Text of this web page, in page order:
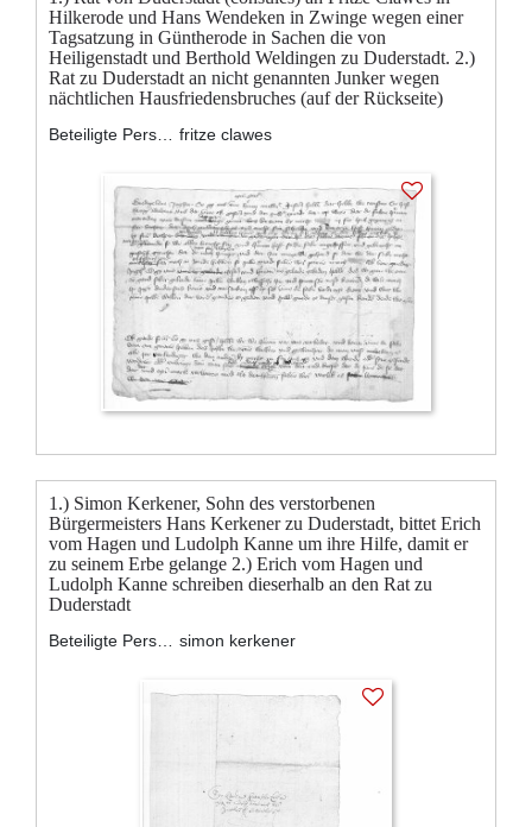
Hilkerode und Hans Wendeken in Zwinge wegen einer
Tagsatzung in Güntherode in Sachen die von
Heiligenstadt und Berthold Weldingen zu Duderstadt. 2.)
Rat zu Duderstadt an nicht genannten Junker wegen
nächtlichen Hausfriedensbruches (auf der Rückseite)
fritze clawes
1.) Simon Kerkener, Sohn des verstorbenen
Bürgermeisters Hans Kerkener zu Duderstadt, bittet Erich
vom Hagen und Ludolph Kanne um ihre Hilfe, damit er
zu seinem Erbe gelange 2.) Erich vom Hagen und
Ludolph Kanne schreiben dieserhalb an den Rat zu
Duderstadt
simon kerkener